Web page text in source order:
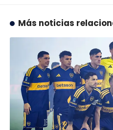
Más noticias